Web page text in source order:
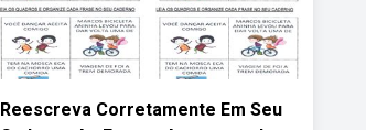
Reescreva Corretamente Em Seu